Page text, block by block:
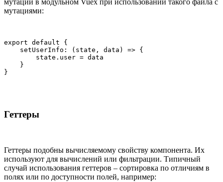
мутациями:
export default {
    setUserInfo: (state, data) => {
        state.user = data
    }
Геттеры
Геттеры подобны вычисляемому свойству компонента. Их
используют для вычислений или фильтрации. Типичный
случай использования геттеров – сортировка по отличиям в
полях или по доступности полей, например: